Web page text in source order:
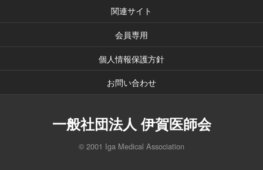
関連サイト
会員専用
個人情報保護方針
お問い合わせ
一般社団法人 伊賀医師会
© 2001 Iga Medical Association